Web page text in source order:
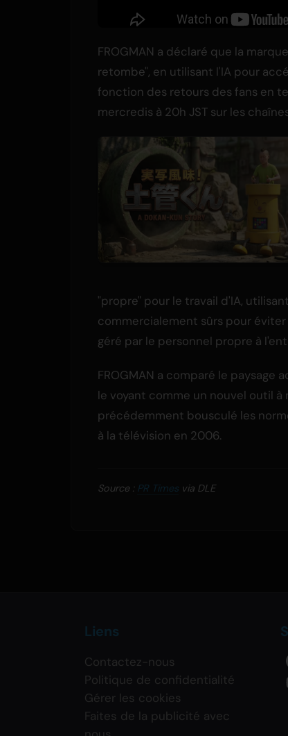
FROGMAN a déclaré que la
retombe", en utilisant l'IA pour
fonction des retours des fans en
mercredis à 20h JST sur les
"propre" pour le travail d'IA,
commercialement sûrs pour
géré par le personnel propre à
FROGMAN a comparé le paysage
le voyant comme un nouvel outil
précédemment bousculé les
à la télévision en 2006.
Source : PR Times via DLE
Liens
Contactez-nous
Politique de confidentialité
Gérer les cookies
Faites de la publicité avec